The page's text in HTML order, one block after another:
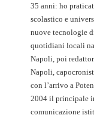
35 anni: ho
scolastico e
nuove tecnologie
quotidiani locali
Napoli, poi
Napoli,
con l’arrivo a
2004 il principale
comunicazione